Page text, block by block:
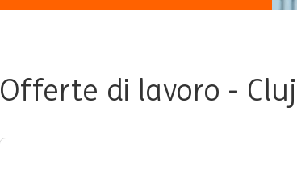
Offerte di lavoro - Cluj